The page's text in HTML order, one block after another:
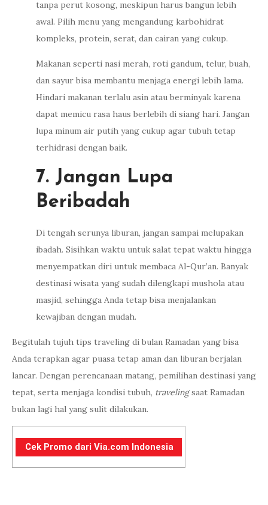
tanpa perut kosong, meskipun harus bangun lebih
awal. Pilih menu yang mengandung karbohidrat
kompleks, protein, serat, dan cairan yang cukup.
Makanan seperti nasi merah, roti gandum, telur, buah,
dan sayur bisa membantu menjaga energi lebih lama.
Hindari makanan terlalu asin atau berminyak karena
dapat memicu rasa haus berlebih di siang hari. Jangan
lupa minum air putih yang cukup agar tubuh tetap
terhidrasi dengan baik.
7. Jangan Lupa
Beribadah
Di tengah serunya liburan, jangan sampai melupakan
ibadah. Sisihkan waktu untuk salat tepat waktu hingga
menyempatkan diri untuk membaca Al-Qur’an. Banyak
destinasi wisata yang sudah dilengkapi mushola atau
masjid, sehingga Anda tetap bisa menjalankan
kewajiban dengan mudah.
Begitulah tujuh tips traveling di bulan Ramadan yang bisa
Anda terapkan agar puasa tetap aman dan liburan berjalan
lancar. Dengan perencanaan matang, pemilihan destinasi yang
tepat, serta menjaga kondisi tubuh, travelingsaat Ramadan
bukan lagi hal yang sulit dilakukan.
Cek Promo dari Via.com Indonesia